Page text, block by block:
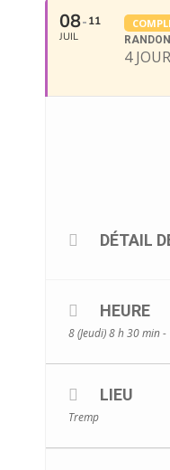
08
JUIL
11
4
DÉTAIL
HEURE
8 (Jeudi) 8 h 30 min
LIEU
Tremp